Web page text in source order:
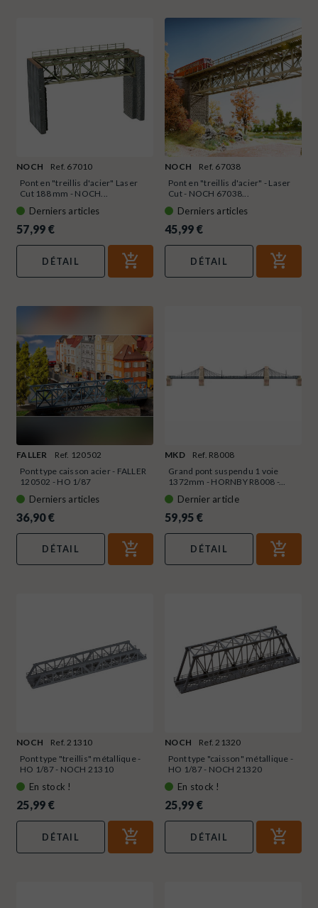
NOCH
Ref. 67010
Pont en "treillis d'acier" Laser
Cut 188 mm - NOCH...
Derniers articles
57,99 €
DÉTAIL
NOCH
Ref. 67038
Pont en "treillis d'acier" - Laser
Cut - NOCH 67038...
Derniers articles
45,99 €
DÉTAIL
FALLER
Ref. 120502
Pont type caisson acier - FALLER
120502 - HO 1/87
Derniers articles
36,90 €
DÉTAIL
MKD
Ref. R8008
Grand pont suspendu 1 voie
1372mm - HORNBY R8008 -...
Dernier article
59,95 €
DÉTAIL
NOCH
Ref. 21310
Pont type "treillis" métallique -
HO 1/87 - NOCH 21310
En stock !
25,99 €
DÉTAIL
NOCH
Ref. 21320
Pont type "caisson" métallique -
HO 1/87 - NOCH 21320
En stock !
25,99 €
DÉTAIL